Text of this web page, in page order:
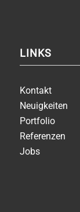
LINKS
Kontakt
Neuigkeiten
Portfolio
Referenzen
Jobs